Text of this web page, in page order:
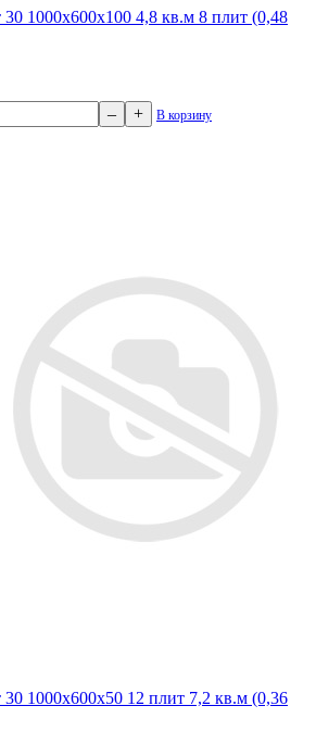
1000х600х100 4,8 кв.м 8 плит (0,48
– + В корзину
1000х600х50 12 плит 7,2 кв.м (0,36